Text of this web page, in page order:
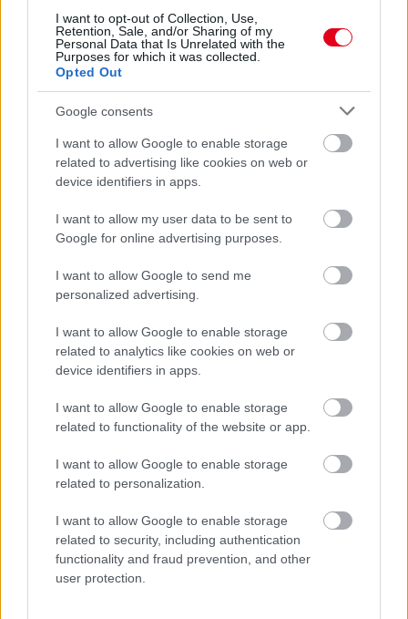
I want to opt-out of Collection, Use,
Retention, Sale, and/or Sharing of my
Personal Data that Is Unrelated with the
Purposes for which it was collected.
Opted Out
Google consents
I want to allow Google to enable storage
related to advertising like cookies on web or
device identifiers in apps.
I want to allow my user data to be sent to
Google for online advertising purposes.
I want to allow Google to send me
personalized advertising.
I want to allow Google to enable storage
related to analytics like cookies on web or
device identifiers in apps.
I want to allow Google to enable storage
related to functionality of the website or app.
I want to allow Google to enable storage
related to personalization.
I want to allow Google to enable storage
related to security, including authentication
functionality and fraud prevention, and other
user protection.
Kövess minket a Facebookon
13 órája
Montoya szerint Antonelli kedvessége sem segít
Russellen